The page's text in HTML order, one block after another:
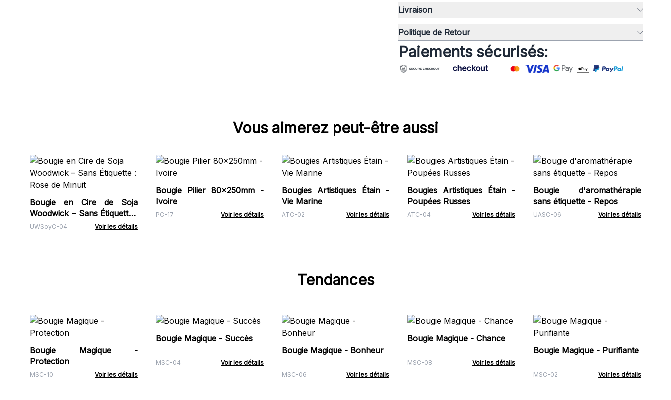
Livraison
Politique de Retour
Paiements sécurisés:
Vous aimerez peut-être aussi
Bougie en Cire de Soja
Woodwick – Sans Étiquette :
Rose de Minuit
UWSoyC-04 Voir les détails
Bougie Pilier 80x250mm -
Ivoire
PC-17 Voir les détails
Bougies Artistiques Étain -
Vie Marine
ATC-02 Voir les détails
Bougies Artistiques Étain -
Poupées Russes
ATC-04 Voir les détails
Bougie d'aromathérapie
sans étiquette - Repos
UASC-06 Voir les détails
Tendances
Bougie Magique -
Protection
MSC-10 Voir les détails
Bougie Magique - Succès
MSC-04 Voir les détails
Bougie Magique - Bonheur
MSC-06 Voir les détails
Bougie Magique - Chance
MSC-08 Voir les détails
Bougie Magique - Purifiante
MSC-02 Voir les détails